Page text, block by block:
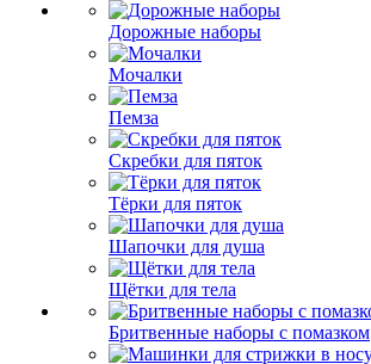
Дорожные наборы
Мочалки
Пемза
Скребки для пяток
Тёрки для пяток
Шапочки для душа
Щётки для тела
Бритвенные наборы с помазком